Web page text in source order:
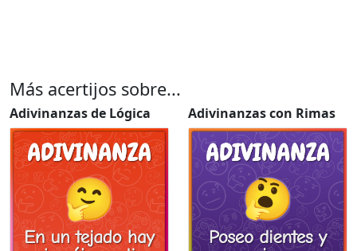
Más acertijos sobre...
Adivinanzas de Lógica Adivinanzas con Rimas